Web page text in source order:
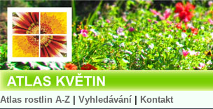
Atlas rostlin A-Z Vyhledávání Kontakt